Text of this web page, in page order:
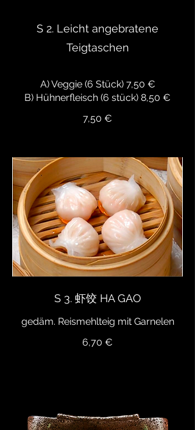
S 2. Leicht angebratene
Teigtaschen
A) Veggie (6 Stück) 7,50 €
7,50 €
S 3. 虾饺 HA GAO
gedäm. Reismehlteig mit Garnelen
6,70 €